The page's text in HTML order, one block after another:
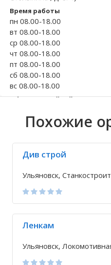
Волгоградская область
Кировоградская область
Восточно-Казахстанская
Архангельское
Время работы
пн 08.00-18.00
вт 08.00-18.00
ср 08.00-18.00
чт 08.00-18.00
пт 08.00-18.00
сб 08.00-18.00
вс 08.00-18.00
Официальный сайт
ТелефонПохожие
Див строй
Ульяновск,
Ленкам
Ульяновск,